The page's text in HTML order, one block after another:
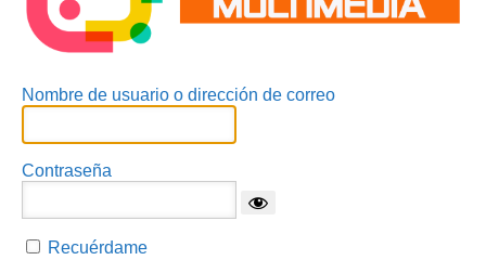
Nombre de usuario o dirección de correo
Contraseña
Recuérdame